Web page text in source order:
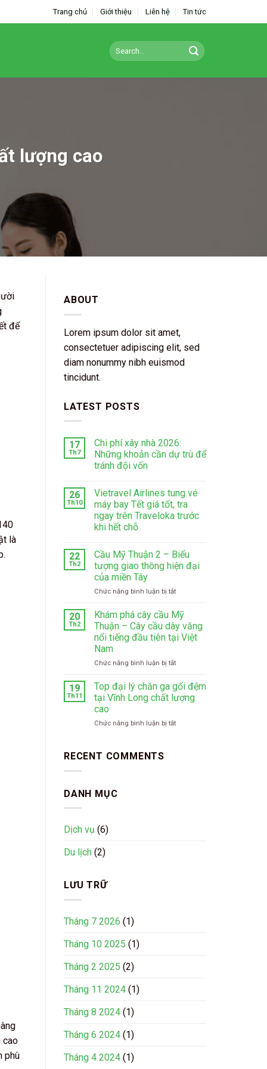
Trang chủ Giới thiệu Liên hệ Tin tức
lượng cao
để
là
cao
phù
ABOUT
Lorem ipsum dolor sit amet,
consectetuer adipiscing elit, sed
diam nonummy nibh euismod
tincidunt.
LATEST POSTS
17
Th7
Chi phí xây nhà 2026:
Những khoản cần dự trù để
tránh đội vốn
26
Th10
Vietravel Airlines tung vé
máy bay Tết giá tốt, tra
ngay trên Traveloka trước
khi hết chỗ
22
Th2
Cầu Mỹ Thuận 2 – Biểu
tượng giao thông hiện đại
của miền Tây
Chức năng bình luận bị tắtở
Mỹ
Thuận
2
–
tượng
thông
hiện
đại
miền
20
Th2
Khám phá cây cầu Mỹ
Thuận – Cây cầu dây văng
nổi tiếng đầu tiên tại Việt
Nam
Chức năng bình luận bị tắtở
phá
cây
cầu
Thuận
19
Th11
Top đại lý chăn ga gối đệm
tại Vĩnh Long chất lượng
cao
Chức năng bình luận bị tắtở
RECENT COMMENTS
DANH MỤC
Dịch vụ (6)
Du lịch (2)
LƯU TRỮ
Tháng 7 2026 (1)
Tháng 10 2025 (1)
Tháng 2 2025 (2)
Tháng 11 2024 (1)
Tháng 8 2024 (1)
Tháng 6 2024 (1)
Tháng 4 2024 (1)